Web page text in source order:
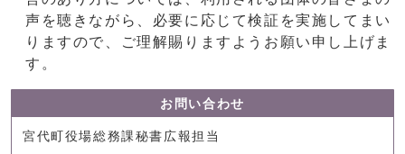
声を聴きながら、必要に応じて検証を実施してまい
りますので、ご理解賜りますようお願い申し上げま
す。
お問い合わせ
宮代町役場総務課秘書広報担当